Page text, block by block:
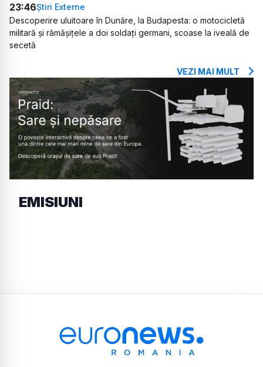
23:46Știri Externe
Descoperire uluitoare în Dunăre, la Budapesta: o motocicletă
militară și rămășițele a doi soldați germani, scoase la iveală de
secetă
VEZI MAI MULT
EMISIUNI